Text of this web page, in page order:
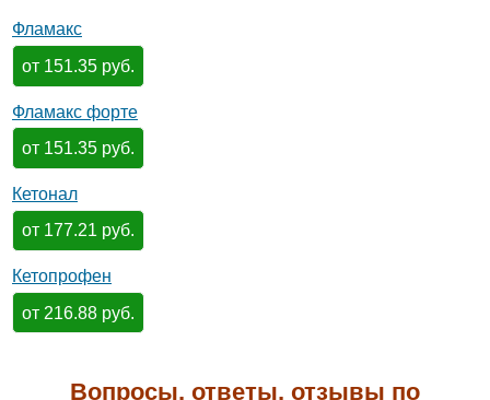
Фламакс
от 151.35 руб.
Фламакс форте
от 151.35 руб.
Кетонал
от 177.21 руб.
Кетопрофен
от 216.88 руб.
Вопросы, ответы, отзывы по